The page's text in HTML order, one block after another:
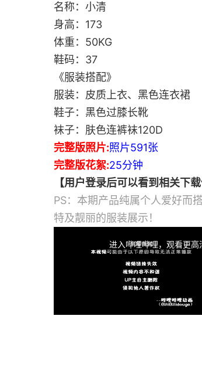
名称：小清
身高：173
体重：50KG
鞋码：37
《服装搭配》
服装：皮质上衣、黑色连衣裙
鞋子：黑色过膝长靴
袜子：肤色连裤袜120D
完整版照片:照片591张
完整版花絮:25分钟
【用户登录后可以看到相关下载
PS：本期产品纯属个人爱好而
特及靓丽的服装展示！